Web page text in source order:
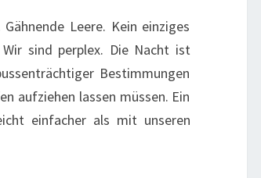
Leere. Kein einziges
sind perplex. Die Nacht ist
Bestimmungen
aufziehen lassen müssen. Ein
einfacher als mit unseren